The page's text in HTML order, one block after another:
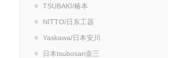
TSUBAKI/椿本
NITTO/日东工器
Yaskawa/日本安川
日本tsubosan壶三